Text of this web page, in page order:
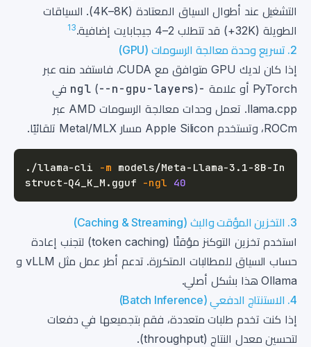
التشغيل عند أطوال السياق المعتادة (4K–8K). السياقات
الطويلة (32K+) قد تتطلب 2–4 جيجابايت إضافية.
13
2. تسريع وحدة معالجة الرسومات (GPU)
إذا كان لديك GPU متوافق مع CUDA، فاستفد منه عبر
PyTorch أو علامة
-ngl
(--n-gpu-layers
) في
llama.cpp. تعمل وحدات معالجة الرسومات AMD عبر
ROCm، وتستخدم Apple Silicon مسار Metal/MLX تلقائيًا.
./llama-cli -m models/Meta-Llama-3.1-8B-In
struct-Q4_K_M.gguf -ngl 40
3. التخزين المؤقت والبث (Caching & Streaming)
استخدم تخزين التوكنز مؤقتًا (token caching) لتجنب إعادة
حساب السياق للمطالبات المتكررة. تدعم أطر عمل مثل vLLM و
Ollama هذا بشكل أصلي.
4. الاستنتاج الدفعي (Batch Inference)
إذا كنت تخدم طلبات متعددة، فقم بتجميعها في دفعات
لتحسين معدل النتاج (throughput).